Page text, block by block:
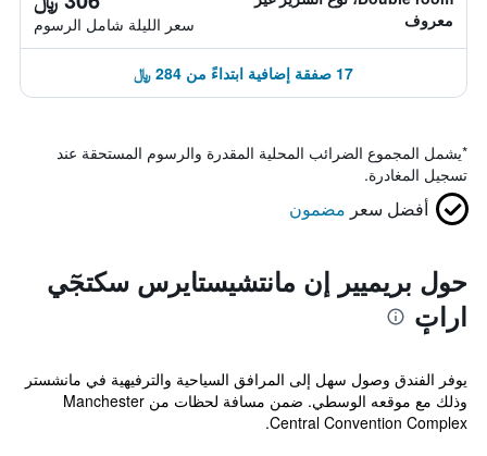
معروف
سعر الليلة شامل الرسوم
17 صفقة إضافية ابتداءً من 284 ﷼
*يشمل المجموع الضرائب المحلية المقدرة والرسوم المستحقة عند
تسجيل المغادرة.
أفضل سعر مضمون
حول بريميير إن مانتشيستايرس سكتجٓي
اراتٕ
يوفر الفندق وصول سهل إلى المرافق السياحية والترفيهية في مانشستر
وذلك مع موقعه الوسطي. ضمن مسافة لحظات من Manchester
Central Convention Complex.